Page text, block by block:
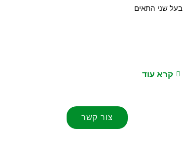
בעל שני התאים
קרא עוד
צור קשר